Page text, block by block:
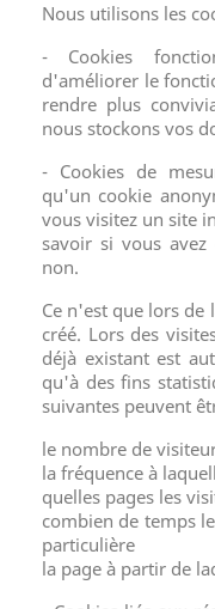
Nous utilisons les
- Cookies
d'améliorer le
rendre plus
nous stockons vos
- Cookies de
qu'un cookie
vous visitez un site
savoir si vous
non.
Ce n'est que lors de
créé. Lors des
déjà existant est
qu'à des fins
suivantes peuvent
le nombre de
la fréquence à
quelles pages les
combien de temps
particulière
la page à partir de